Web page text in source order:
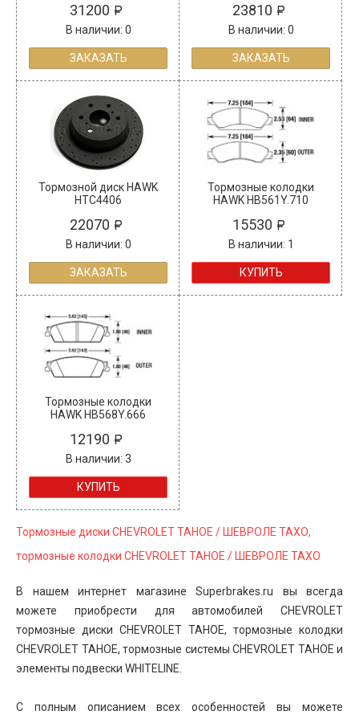
31200
В наличии: 0
ЗАКАЗАТЬ
23810
В наличии: 0
ЗАКАЗАТЬ
Тормозной диск HAWK
HTC4406
22070
В наличии: 0
ЗАКАЗАТЬ
Тормозные колодки
HAWK HB561Y.710
15530
В наличии: 1
КУПИТЬ
Тормозные колодки
HAWK HB568Y.666
12190
В наличии: 3
КУПИТЬ
Тормозные диски CHEVROLET TAHOE / ШЕВРОЛЕ ТАХО,
тормозные колодки CHEVROLET TAHOE / ШЕВРОЛЕ ТАХО
В нашем интернет магазине Superbrakes.ru вы всегда
можете приобрести для автомобилей CHEVROLET
тормозные диски CHEVROLET TAHOE, тормозные колодки
CHEVROLET TAHOE, тормозные системы CHEVROLET TAHOE и
элементы подвески WHITELINE.
С полным описанием всех особенностей вы можете